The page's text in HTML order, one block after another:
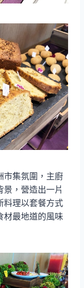
市集氛圍，主廚
，營造出一片
料理以套餐方式
材最地道的風味